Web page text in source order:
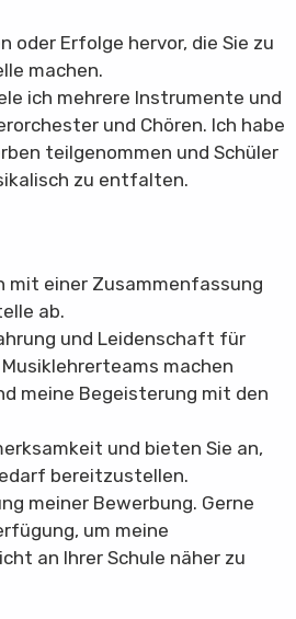
oder Erfolge hervor, die Sie zu
machen.
ich mehrere Instrumente und
und Chören. Ich habe
teilgenommen und Schüler
zu entfalten.
mit einer Zusammenfassung
ab.
und Leidenschaft für
machen
meine Begeisterung mit den
und bieten Sie an,
bereitzustellen.
meiner Bewerbung. Gerne
um meine
an Ihrer Schule näher zu